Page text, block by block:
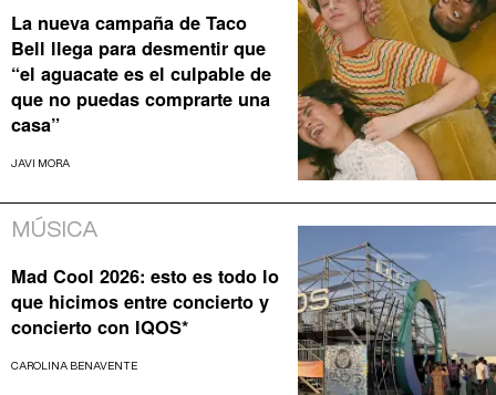
La nueva campaña de Taco
Bell llega para desmentir que
“el aguacate es el culpable de
que no puedas comprarte una
casa”
JAVI MORA
MÚSICA
Mad Cool 2026: esto es todo lo
que hicimos entre concierto y
concierto con IQOS*
CAROLINA BENAVENTE